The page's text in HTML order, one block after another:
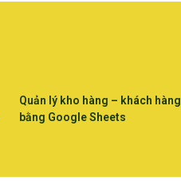
Quản lý kho hàng – khách hàng
bằng Google Sheets